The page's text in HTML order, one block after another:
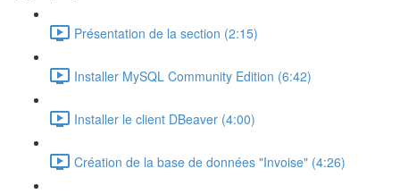
Présentation de la section (2:15)
Installer MySQL Community Edition (6:42)
Installer le client DBeaver (4:00)
Création de la base de données "Invoise" (4:26)